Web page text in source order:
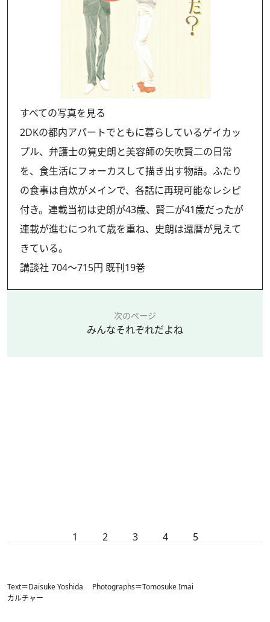
すべての写真を見る
2DKの都内アパートでともに暮らしているゲイカッ
プル、弁護士の筧史朗と美容師の矢吹賢二の日常
を、食生活にフォーカスして描き出す物語。ふたり
の食事は自炊がメインで、各話に再現可能なレシピ
付き。連載当初は史朗が43歳、賢二が41歳だったが
連載が進むにつれて歳を重ね、史朗は還暦が見えて
きている。
講談社 704〜715円 既刊19巻
次のページ
みんなそれぞれだよね
1 2 3 4 5
Text＝Daisuke Yoshida Photographs＝Tomosuke Imai
カルチャー